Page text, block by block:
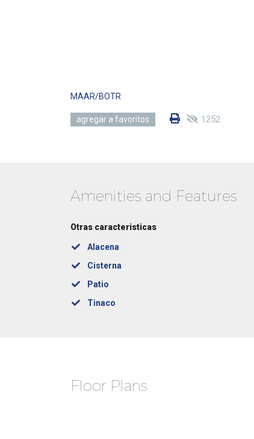
MAAR/BOTR
agregar a favoritos 1252
Amenities and Features
Otras caracteristicas
Alacena
Cisterna
Patio
Tinaco
Floor Plans